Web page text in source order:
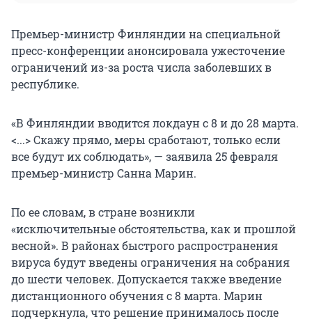
Премьер-министр Финляндии на специальной
пресс-конференции анонсировала ужесточение
ограничений из-за роста числа заболевших в
республике.
«В Финляндии вводится локдаун с 8 и до 28 марта.
<...> Скажу прямо, меры сработают, только если
все будут их соблюдать», — заявила 25 февраля
премьер-министр Санна Марин.
По ее словам, в стране возникли
«исключительные обстоятельства, как и прошлой
весной». В районах быстрого распространения
вируса будут введены ограничения на собрания
до шести человек. Допускается также введение
дистанционного обучения с 8 марта. Марин
подчеркнула, что решение принималось после